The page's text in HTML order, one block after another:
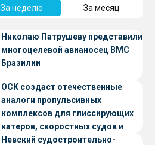
За неделю За месяц
Николаю Патрушеву представили
многоцелевой авианосец ВМС
Бразилии
ОСК создаст отечественные
аналоги пропульсивных
комплексов для глиссирующих
катеров, скоростных судов и
судов с малой осадкой
Невский судостроительно-